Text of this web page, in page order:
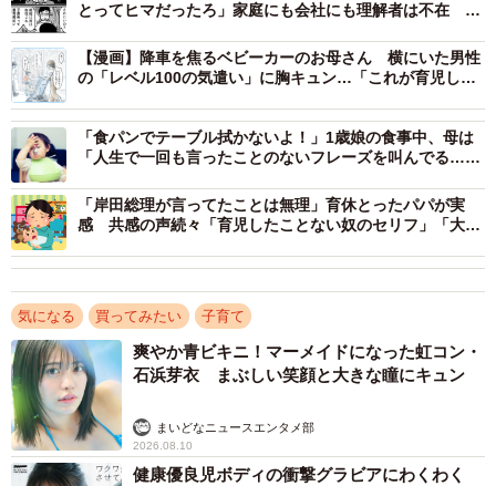
1/5
検証に登場した市販おやつたち。ドラッグストアやスーパーで手に入る
身近な商品ばかり／はなさん（@hanaikujilife）提供
「1歳の息子が食べ始めた瞬間にストップウォッチをスター
トして、モグモグしている時間を片手で計測しました。1日
1種類ずつなので全検証を終えるのに1カ月ほどかかりまし
た」と語るはなさん。計測している間に、おやつを牛乳に
入れるなど遊び始めてしまうこともあり、慌ててストップ
を押すことも。「そんな“1歳児あるある”に笑わされながら
とってヒマだったろ」家庭にも会社にも理解者は不在 父
【漫画】降車を焦るベビーカーのお母さん 横にいた男性
の「レベル100の気遣い」に胸キュン…「これが育児して
「食パンでテーブル拭かないよ！」1歳娘の食事中、母は
「人生で一回も言ったことのないフレーズを叫んでる…」
「岸田総理が言ってたことは無理」育休とったパパが実
感 共感の声続々「育児したことない奴のセリフ」「大人
気になる 買ってみたい 子育て
爽やか青ビキニ！マーメイドになった虹コン・
石浜芽衣 まぶしい笑顔と大きな瞳にキュン
まいどなニュースエンタメ部
2026.08.10
健康優良児ボディの衝撃グラビアにわくわく